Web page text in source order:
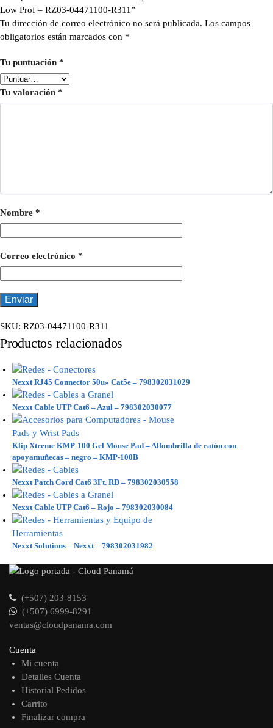
Low Prof – RZ03-04471100-R311”
Tu dirección de correo electrónico no será publicada. Los campos
obligatorios están marcados con *
Tu puntuación *
Tu valoración *
Nombre *
Correo electrónico *
SKU: RZ03-04471100-R311
Productos relacionados
Nexxt RJ45 Connector 50u» Cat5e – 798302031029
Nexxt Cable UTP Cat6 – Azul – 798302030077
Klip Xtreme KMP-100 Gel Mouse Pad – Alfombrilla de ratón con
apoyamuñecas – negro – KMP-100B
Nexxt Patch Cord Cat6 3Ft. RD – 798302030558
Nexxt Cable UTP Cat6 – Rojo – 798302030084
Nexxt Solutions – Nexxt – 798302031982
(+507) 203-8153
(+507) 6999-8291
ventas@cloudpanama.com
Cuenta
Mi cuenta
Detalles Cuenta
Historial Pedidos
Carrito
Finalizar compra